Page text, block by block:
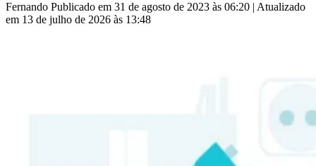
Fernando Publicado em 31 de agosto de 2023 às 06:20 | Atualizado
em 13 de julho de 2026 às 13:48